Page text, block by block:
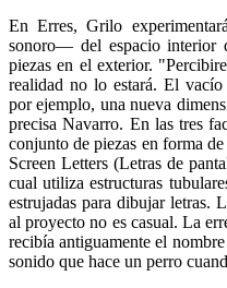
En Erres, Grilo
sonoro— del espacio interior
piezas en el exterior.
realidad no lo estará. El vacío
por ejemplo, una nueva
precisa Navarro. En las tres
conjunto de piezas en forma
Screen Letters (Letras de
cual utiliza estructuras
estrujadas para dibujar letras.
al proyecto no es casual. La
recibía antiguamente el
sonido que hace un perro